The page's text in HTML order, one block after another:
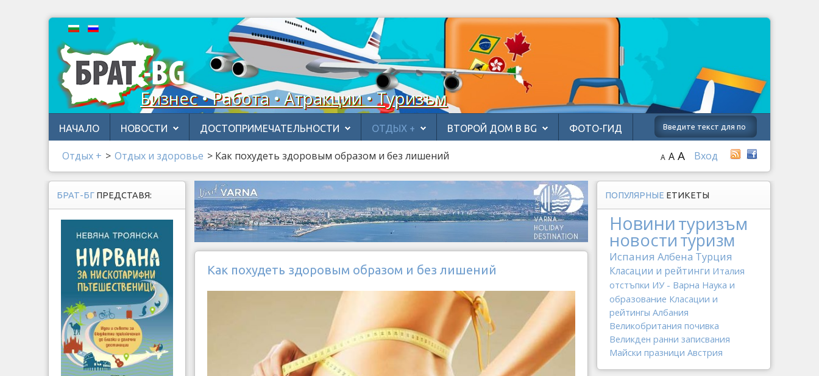
Бизнес • Работа • Атракции • Туризъм
НАЧАЛО НОВОСТИ ДОСТОПРИМЕЧАТЕЛЬНОСТИ ОТДЫХ + ВТОРОЙ ДОМ В BG ФОТО-ГИД
Отдых + > Отдых и здоровье > Как похудеть здоровым образом и без лишений Вход
A A A
Как похудеть здоровым образом и без лишений
БРАТ-БГ ПРЕДСТАВЯ: ПОПУЛЯРНЫЕ ЕТИКЕТЫ
Новинитуризъм
новоституризм
Испания Албена Турция
Класации и рейтинги Италия
отстъпки ИУ - Варна Наука и
образование Класации и
рейтингы Албания
Великобритания почивка
Великден ранни записвания
Майски празници Австрия